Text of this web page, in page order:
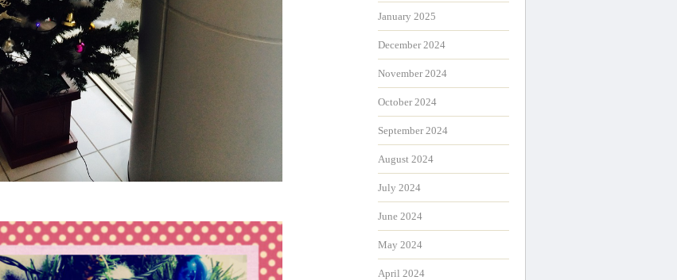
January 2025
December 2024
November 2024
October 2024
September 2024
August 2024
July 2024
June 2024
May 2024
April 2024